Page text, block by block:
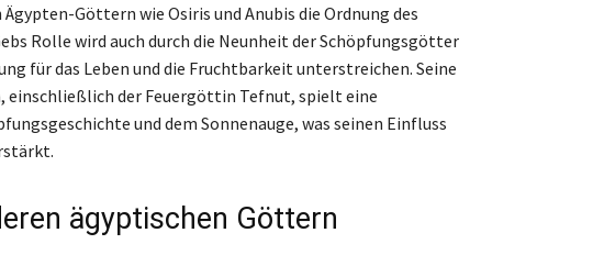
Göttern wie Osiris und Anubis die Ordnung des
Rolle wird auch durch die Neunheit der Schöpfungsgötter
für das Leben und die Fruchtbarkeit unterstreichen. Seine
einschließlich der Feuergöttin Tefnut, spielt eine
und dem Sonnenauge, was seinen Einfluss
ägyptischen Göttern